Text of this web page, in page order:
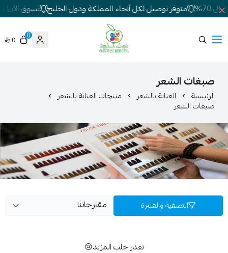
متوفر توصيل لكل أنحاء المملكة ودول الخليج تسوق الآن!
شركة غيداء المتطورة الطبية
0
0
صبغات الشعر
الرئيسية العناية بالشعر منتجات العناية بالشعر
صبغات الشعر
التصفية والفلترة
تعذر جلب المزيد😢